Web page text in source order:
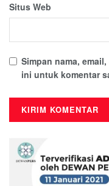
Situs Web
Simpan nama,
ini untuk komentar